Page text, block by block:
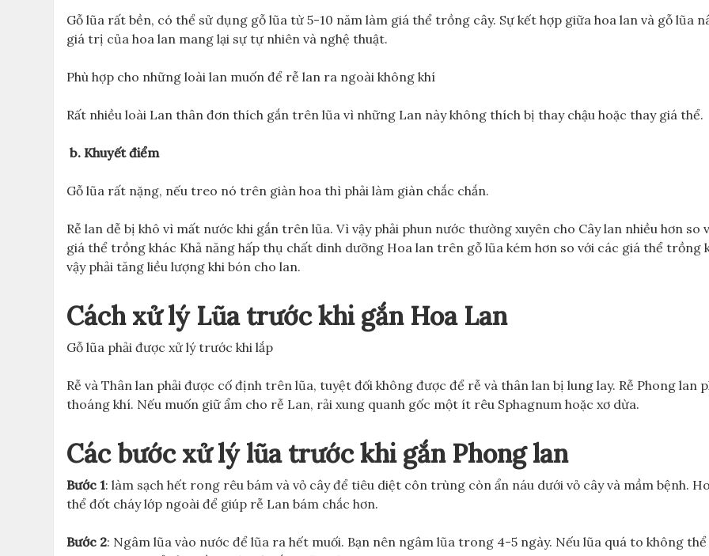
Gỗ lũa rất bền, có thể sử dụng gỗ lũa từ 5-10 năm làm giá thể trồng cây. Sự kết hợp giữa hoa lan và gỗ lũa
giá trị của hoa lan mang lại sự tự nhiên và nghệ thuật.
Phù hợp cho những loài lan muốn để rễ lan ra ngoài không khí
Rất nhiều loài Lan thân đơn thích gắn trên lũa vì những Lan này không thích bị thay chậu hoặc thay giá thể.
b. Khuyết điểm
Gỗ lũa rất nặng, nếu treo nó trên giàn hoa thì phải làm giàn chắc chắn.
Rễ lan dễ bị khô vì mất nước khi gắn trên lũa. Vì vậy phải phun nước thường xuyên cho Cây lan nhiều hơn so
giá thể trồng khác Khả năng hấp thụ chất dinh dưỡng Hoa lan trên gỗ lũa kém hơn so với các giá thể trồng
vậy phải tăng liều lượng khi bón cho lan.
Cách xử lý Lũa trước khi gắn Hoa Lan
Gỗ lũa phải được xử lý trước khi lắp
Rễ và Thân lan phải được cố định trên lũa, tuyệt đối không được để rễ và thân lan bị lung lay. Rễ Phong lan
thoáng khí. Nếu muốn giữ ẩm cho rễ Lan, rải xung quanh gốc một ít rêu Sphagnum hoặc xơ dừa.
Các bước xử lý lũa trước khi gắn Phong lan
Bước 1: làm sạch hết rong rêu bám và vỏ cây để tiêu diệt côn trùng còn ẩn náu dưới vỏ cây và mầm bệnh.
thể đốt cháy lớp ngoài để giúp rễ Lan bám chắc hơn.
Bước 2: Ngâm lũa vào nước để lũa ra hết muối. Bạn nên ngâm lũa trong 4-5 ngày. Nếu lũa quá to không